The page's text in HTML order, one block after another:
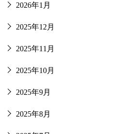
2026年1月
2025年12月
2025年11月
2025年10月
2025年9月
2025年8月